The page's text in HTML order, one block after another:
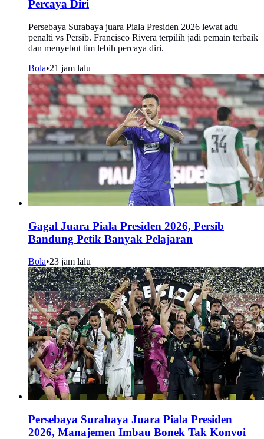
Percaya Diri
Persebaya Surabaya juara Piala Presiden 2026 lewat adu
penalti vs Persib. Francisco Rivera terpilih jadi pemain terbaik
dan menyebut tim lebih percaya diri.
Bola•21 jam lalu
Gagal Juara Piala Presiden 2026, Persib
Bandung Petik Banyak Pelajaran
Bola•23 jam lalu
Persebaya Surabaya Juara Piala Presiden
2026, Manajemen Imbau Bonek Tak Konvoi